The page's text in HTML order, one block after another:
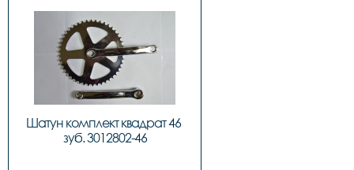
Шатун комплект квадрат 46
зуб. 3012802-46